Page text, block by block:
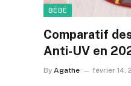
BÉBÉ
Comparatif
Anti-UV en
By Agathe février 14,